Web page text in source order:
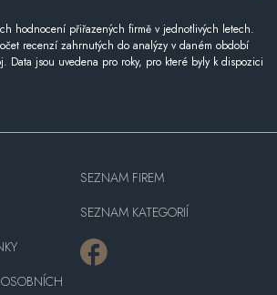
hodnocení přiřazených firmě v jednotlivých letech.
recenzí zahrnutých do analýzy v daném období
Data jsou uvedena pro roky, pro které byly k dispozici
SEZNAM FIREM
SEZNAM KATEGORIÍ